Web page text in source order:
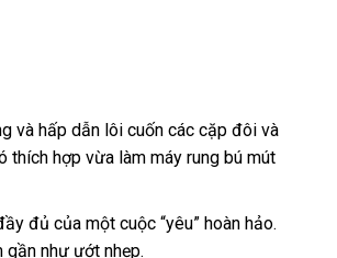
vệ
sinh
và hấp dẫn lôi cuốn thanh
toán
các cặp đôi sửa
chữa
và
thích hợp vừa làm máy rung bú mút
đủ mua
hàng
của một cuộc “yêu” hoàn hảođã
.
gần như ướt nhẹp.